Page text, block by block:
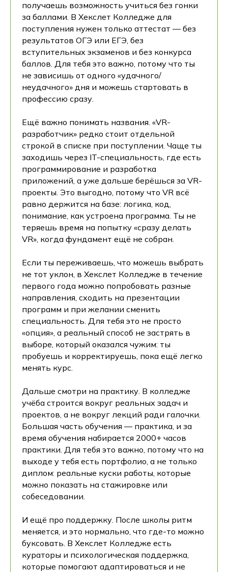
получаешь возможность учиться без гонки
за баллами. В Хекслет Колледже для
поступления нужен только аттестат — без
результатов ОГЭ или ЕГЭ, без
вступительных экзаменов и без конкурса
баллов. Для тебя это важно, потому что ты
не зависишь от одного «удачного/
неудачного» дня и можешь стартовать в
профессию сразу.
Ещё важно понимать названия. «VR-
разработчик» редко стоит отдельной
строкой в списке при поступлении. Чаще ты
заходишь через IT-специальность, где есть
программирование и разработка
приложений, а уже дальше берёшься за VR-
проекты. Это выгодно, потому что VR всё
равно держится на базе: логика, код,
понимание, как устроена программа. Ты не
теряешь время на попытку «сразу делать
VR», когда фундамент ещё не собран.
Если ты переживаешь, что можешь выбрать
не тот уклон, в Хекслет Колледже в течение
первого года можно попробовать разные
направления, сходить на презентации
программ и при желании сменить
специальность. Для тебя это не просто
«опция», а реальный способ не застрять в
выборе, который оказался чужим: ты
пробуешь и корректируешь, пока ещё легко
менять курс.
Дальше смотри на практику. В колледже
учёба строится вокруг реальных задач и
проектов, а не вокруг лекций ради галочки.
Большая часть обучения — практика, и за
время обучения набирается 2000+ часов
практики. Для тебя это важно, потому что на
выходе у тебя есть портфолио, а не только
диплом: реальные куски работы, которые
можно показать на стажировке или
собеседовании.
И ещё про поддержку. После школы ритм
меняется, и это нормально, что где-то можно
буксовать. В Хекслет Колледже есть
кураторы и психологическая поддержка,
которые помогают адаптироваться и не